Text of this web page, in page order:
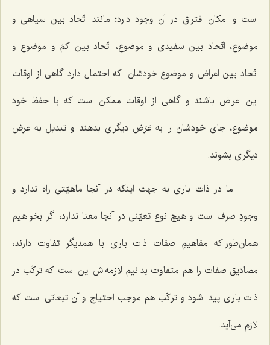
است و امکان افتراق در آن وجود دارد؛ مانند اتّحاد بین سیاهی و
موضوع، اتّحاد بین سفیدی و موضوع، اتّحاد بین کمّ و موضوع و
اتّحاد بین اعراض و موضوع خودشان. که احتمال دارد گاهی از اوقات
این اعراض باشند و گاهی از اوقات ممکن است که با حفظ خود
موضوع، جای خودشان را به عَرَض دیگری بدهند و تبدیل به عرض
دیگری بشوند.
اما در ذات باری به جهت اینکه در آنجا ماهیّتی راه ندارد و
وجودِ صرف است و هیچ نوع تعیّنی در آنجا معنا ندارد، اگر بخواهیم
همان‌طور که مفاهیمِ صفات ذات باری با همدیگر تفاوت دارند،
مصادیق صفات را هم متفاوت بدانیم لازمه‌اش این است که ترکّب در
ذات باری پیدا شود و ترکّب هم موجب احتیاج و آن تبعاتی است که
لازم می‌آید.